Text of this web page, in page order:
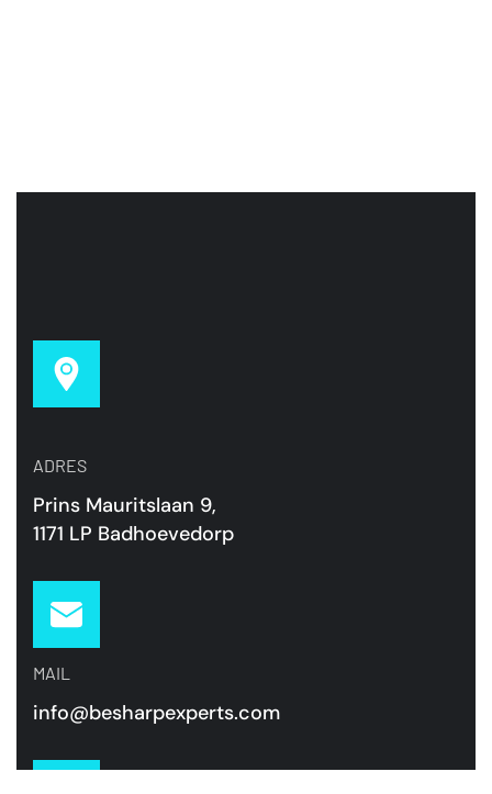
ADRES
Prins Mauritslaan 9,
1171 LP Badhoevedorp
MAIL
info@besharpexperts.com